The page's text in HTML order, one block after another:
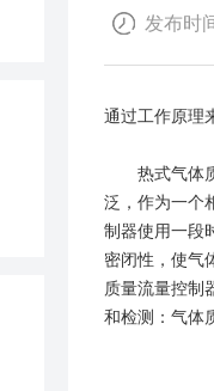
发布时
通过工作原理
热式气体质
泛，作为一个
制器使用一段
密闭性，使气
质量流量控制
和检测：气体